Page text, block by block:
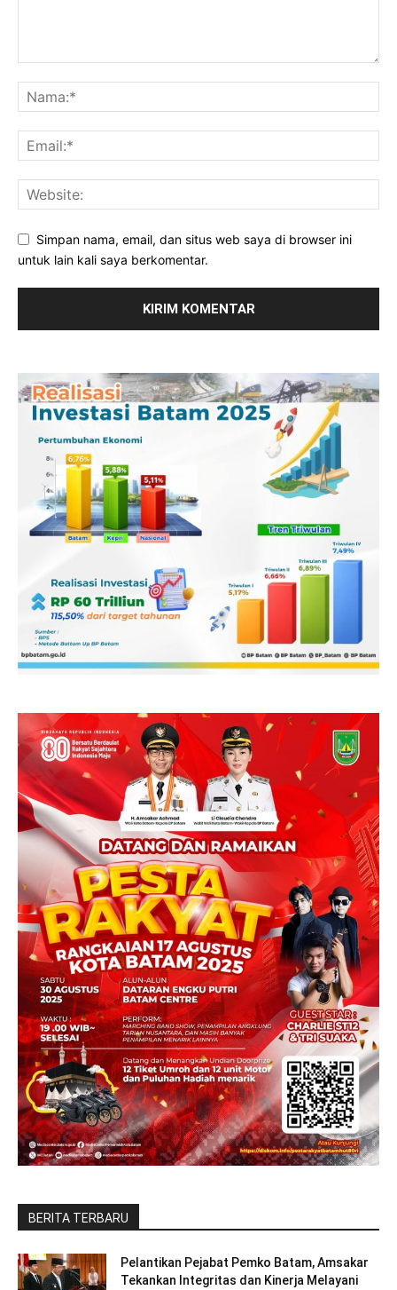
Simpan nama, email, dan situs web saya di browser ini
untuk lain kali saya berkomentar.
BERITA TERBARU
Pelantikan Pejabat Pemko Batam, Amsakar
Tekankan Integritas dan Kinerja Melayani